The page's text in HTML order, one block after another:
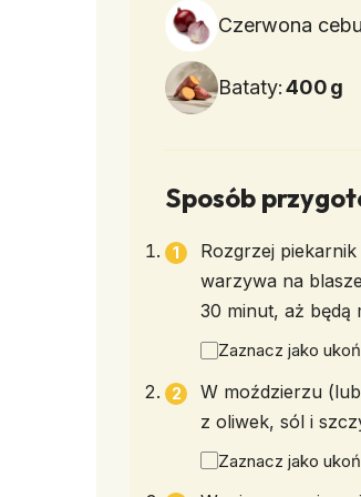
Czerwona
Bataty:400g
Sposób
Rozgrzej
warzywa na
30 minut, aż będą
Zaznacz jako
W moździerzu
z oliwek, sól i
Zaznacz jako